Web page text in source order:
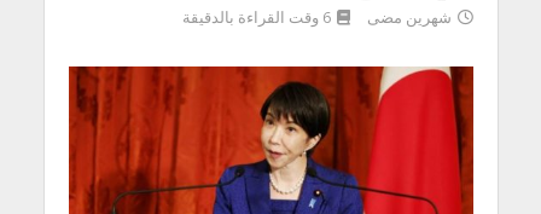
شهرين مضى 6 وقت القراءة بالدقيقة